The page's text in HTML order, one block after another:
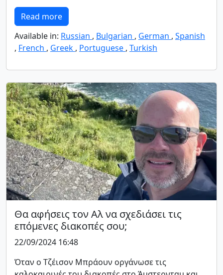
Read more
Available in: Russian , Bulgarian , German , Spanish
, French , Greek , Portuguese , Turkish
Θα αφήσεις τον Αλ να σχεδιάσει τις
επόμενες διακοπές σου;
22/09/2024 16:48
Όταν ο Τζέισον Μπράουν οργάνωσε τις